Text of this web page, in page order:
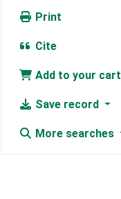
Print
Cite
Add to your cart
Save record
More searches